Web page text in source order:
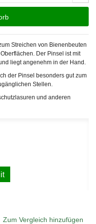
Streichen von Bienenbeuten
Der Pinsel ist mit
liegt angenehm in der Hand.
der Pinsel besonders gut zum
Stellen.
und anderen
Zum Vergleich hinzufügen